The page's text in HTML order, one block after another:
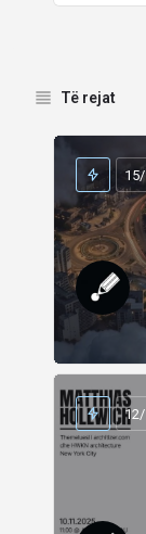
Të rejat